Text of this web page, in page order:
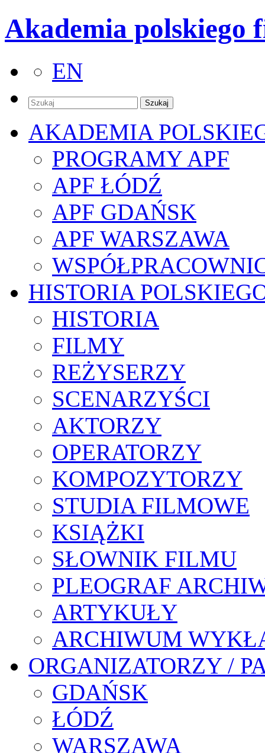
Akademia polskiego
EN
AKADEMIA
PROGRAMY APF
APF ŁÓDŹ
APF GDAŃSK
APF WARSZAWA
HISTORIA
HISTORIA
FILMY
REŻYSERZY
SCENARZYŚCI
AKTORZY
OPERATORZY
KOMPOZYTORZY
STUDIA FILMOWE
KSIĄŻKI
SŁOWNIK FILMU
PLEOGRAF
ARTYKUŁY
ARCHIWUM
ORGANIZATORZY /
GDAŃSK
ŁÓDŹ
WARSZAWA